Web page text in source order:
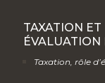
TAXATION ET
ÉVALUATION
Taxation, rôle